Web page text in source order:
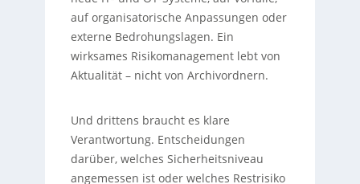
auf organisatorische Anpassungen oder
externe Bedrohungslagen. Ein
wirksames Risikomanagement lebt von
Aktualität – nicht von Archivordnern.
Und drittens braucht es klare
Verantwortung. Entscheidungen
darüber, welches Sicherheitsniveau
angemessen ist oder welches Restrisiko